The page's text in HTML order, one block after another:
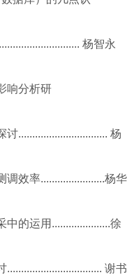
杨智永
响分析研
................................ 杨
效率.......................杨华
的运用.....................徐
谢书